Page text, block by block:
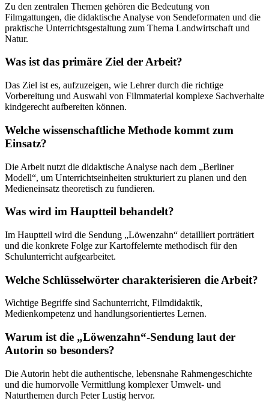
Zu den zentralen Themen gehören die Bedeutung von
Filmgattungen, die didaktische Analyse von Sendeformaten und die
praktische Unterrichtsgestaltung zum Thema Landwirtschaft und
Natur.
Was ist das primäre Ziel der Arbeit?
Das Ziel ist es, aufzuzeigen, wie Lehrer durch die richtige
Vorbereitung und Auswahl von Filmmaterial komplexe Sachverhalte
kindgerecht aufbereiten können.
Welche wissenschaftliche Methode kommt zum
Einsatz?
Die Arbeit nutzt die didaktische Analyse nach dem „Berliner
Modell“, um Unterrichtseinheiten strukturiert zu planen und den
Medieneinsatz theoretisch zu fundieren.
Was wird im Hauptteil behandelt?
Im Hauptteil wird die Sendung „Löwenzahn“ detailliert porträtiert
und die konkrete Folge zur Kartoffelernte methodisch für den
Schulunterricht aufgearbeitet.
Welche Schlüsselwörter charakterisieren die Arbeit?
Wichtige Begriffe sind Sachunterricht, Filmdidaktik,
Medienkompetenz und handlungsorientiertes Lernen.
Warum ist die „Löwenzahn“-Sendung laut der
Autorin so besonders?
Die Autorin hebt die authentische, lebensnahe Rahmengeschichte
und die humorvolle Vermittlung komplexer Umwelt- und
Naturthemen durch Peter Lustig hervor.